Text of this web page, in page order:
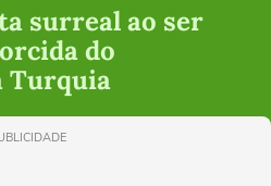
surreal ao ser
do
Turquia